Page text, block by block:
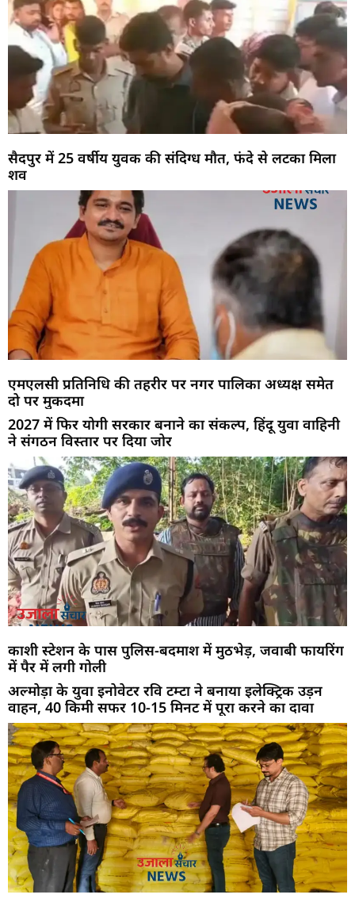
सैदपुर में 25 वर्षीय युवक की संदिग्ध मौत, फंदे से लटका मिला
शव
एमएलसी प्रतिनिधि की तहरीर पर नगर पालिका अध्यक्ष समेत
दो पर मुकदमा
2027 में फिर योगी सरकार बनाने का संकल्प, हिंदू युवा वाहिनी
ने संगठन विस्तार पर दिया जोर
काशी स्टेशन के पास पुलिस-बदमाश में मुठभेड़, जवाबी फायरिंग
में पैर में लगी गोली
अल्मोड़ा के युवा इनोवेटर रवि टम्टा ने बनाया इलेक्ट्रिक उड़न
वाहन, 40 किमी सफर 10-15 मिनट में पूरा करने का दावा